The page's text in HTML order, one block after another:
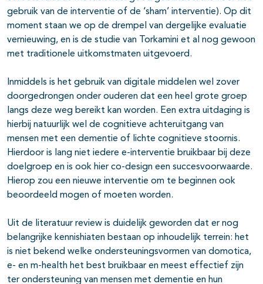
gebruik van de interventie of de ‘sham’ interventie). Op dit
moment staan we op de drempel van dergelijke evaluatie
vernieuwing, en is de studie van Torkamini et al nog gewoon
met traditionele uitkomstmaten uitgevoerd.
Inmiddels is het gebruik van digitale middelen wel zover
doorgedrongen onder ouderen dat een heel grote groep
langs deze weg bereikt kan worden. Een extra uitdaging is
hierbij natuurlijk wel de cognitieve achteruitgang van
mensen met een dementie of lichte cognitieve stoornis.
Hierdoor is lang niet iedere e-interventie bruikbaar bij deze
doelgroep en is ook hier co-design een succesvoorwaarde.
Hierop zou een nieuwe interventie om te beginnen ook
beoordeeld mogen of moeten worden.
Uit de literatuur review is duidelijk geworden dat er nog
belangrijke kennishiaten bestaan op inhoudelijk terrein: het
is niet bekend welke ondersteuningsvormen van domotica,
e- en m-health het best bruikbaar en meest effectief zijn
ter ondersteuning van mensen met dementie en hun